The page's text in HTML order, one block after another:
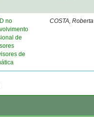
no
de
de
COSTA, Roberta